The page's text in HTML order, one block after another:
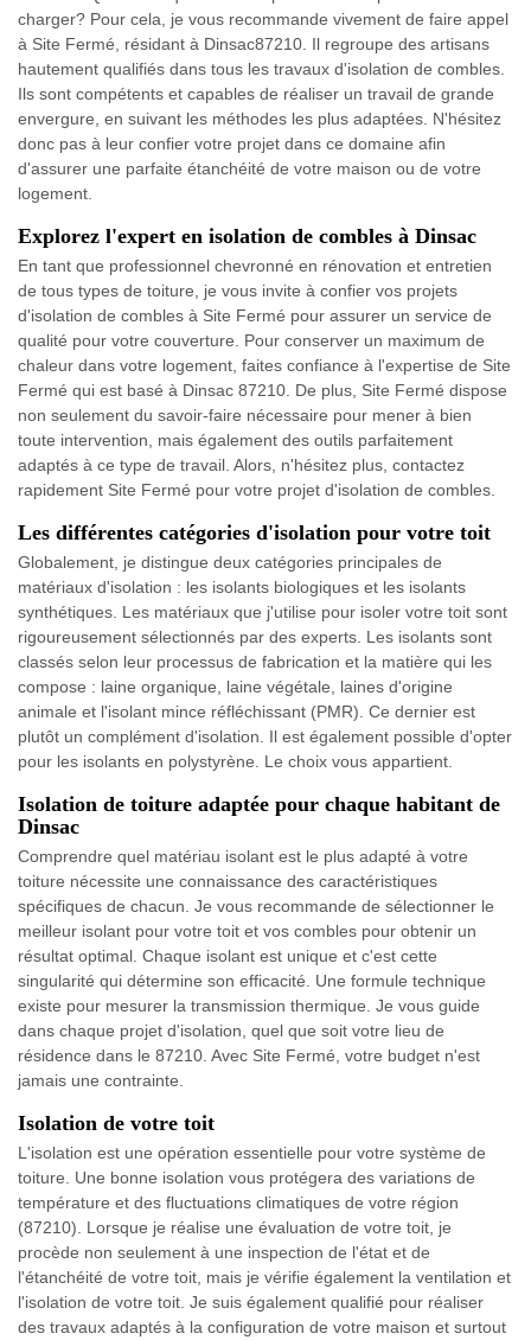
charger? Pour cela, je vous recommande vivement de faire appel
à Site Fermé, résidant à Dinsac87210. Il regroupe des artisans
hautement qualifiés dans tous les travaux d'isolation de combles.
Ils sont compétents et capables de réaliser un travail de grande
envergure, en suivant les méthodes les plus adaptées. N'hésitez
donc pas à leur confier votre projet dans ce domaine afin
d'assurer une parfaite étanchéité de votre maison ou de votre
logement.
Explorez l'expert en isolation de combles à Dinsac
En tant que professionnel chevronné en rénovation et entretien
de tous types de toiture, je vous invite à confier vos projets
d'isolation de combles à Site Fermé pour assurer un service de
qualité pour votre couverture. Pour conserver un maximum de
chaleur dans votre logement, faites confiance à l'expertise de Site
Fermé qui est basé à Dinsac 87210. De plus, Site Fermé dispose
non seulement du savoir-faire nécessaire pour mener à bien
toute intervention, mais également des outils parfaitement
adaptés à ce type de travail. Alors, n'hésitez plus, contactez
rapidement Site Fermé pour votre projet d'isolation de combles.
Les différentes catégories d'isolation pour votre toit
Globalement, je distingue deux catégories principales de
matériaux d'isolation : les isolants biologiques et les isolants
synthétiques. Les matériaux que j'utilise pour isoler votre toit sont
rigoureusement sélectionnés par des experts. Les isolants sont
classés selon leur processus de fabrication et la matière qui les
compose : laine organique, laine végétale, laines d'origine
animale et l'isolant mince réfléchissant (PMR). Ce dernier est
plutôt un complément d'isolation. Il est également possible d'opter
pour les isolants en polystyrène. Le choix vous appartient.
Isolation de toiture adaptée pour chaque habitant de
Dinsac
Comprendre quel matériau isolant est le plus adapté à votre
toiture nécessite une connaissance des caractéristiques
spécifiques de chacun. Je vous recommande de sélectionner le
meilleur isolant pour votre toit et vos combles pour obtenir un
résultat optimal. Chaque isolant est unique et c'est cette
singularité qui détermine son efficacité. Une formule technique
existe pour mesurer la transmission thermique. Je vous guide
dans chaque projet d'isolation, quel que soit votre lieu de
résidence dans le 87210. Avec Site Fermé, votre budget n'est
jamais une contrainte.
Isolation de votre toit
L'isolation est une opération essentielle pour votre système de
toiture. Une bonne isolation vous protégera des variations de
température et des fluctuations climatiques de votre région
(87210). Lorsque je réalise une évaluation de votre toit, je
procède non seulement à une inspection de l'état et de
l'étanchéité de votre toit, mais je vérifie également la ventilation et
l'isolation de votre toit. Je suis également qualifié pour réaliser
des travaux adaptés à la configuration de votre maison et surtout